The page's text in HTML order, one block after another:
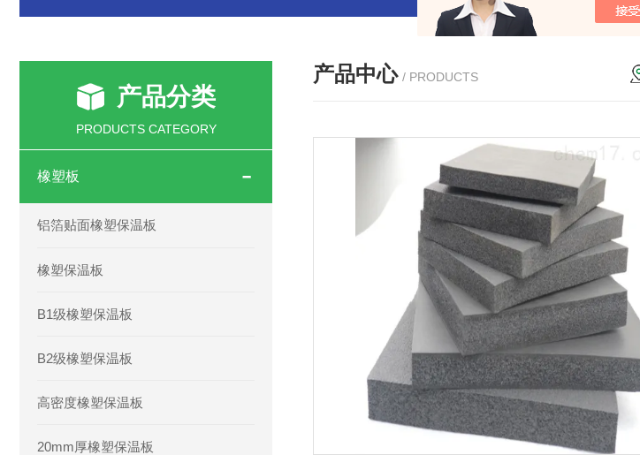
产品分类
PRODUCTS CATEGORY
橡塑板
铝箔贴面橡塑保温板
橡塑保温板
B1级橡塑保温板
B2级橡塑保温板
高密度橡塑保温板
20mm厚橡塑保温板
产品中心 / PRODUCTS